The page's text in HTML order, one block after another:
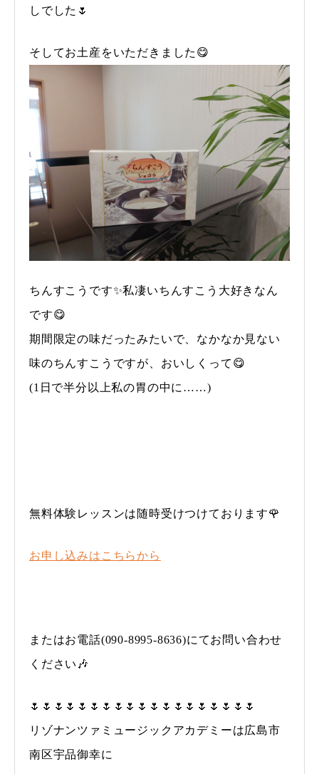
しでした🌷
そしてお土産をいただきました😋
ちんすこうです✨私凄いちんすこう大好きなん
です😋
期間限定の味だったみたいで、なかなか見ない
味のちんすこうですが、おいしくって😋
(1日で半分以上私の胃の中に……)
無料体験レッスンは随時受けつけております🌹
お申し込みはこちらから
またはお電話(090-8995-8636)にてお問い合わせ
ください🎶
🌷🌷🌷🌷🌷🌷🌷🌷🌷🌷🌷🌷🌷🌷🌷🌷🌷🌷🌷
リゾナンツァミュージックアカデミーは広島市
南区宇品御幸に